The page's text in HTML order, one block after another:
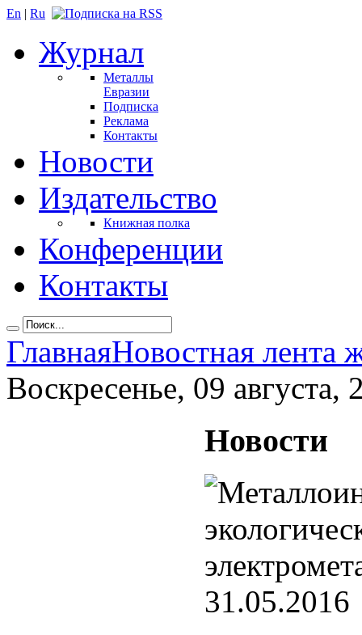
En | Ru
Журнал
Металлы
Евразии
Подписка
Реклама
Контакты
Новости
Издательство
Книжная полка
Конференции
Контакты
ГлавнаяНовостная лента
Воскресенье, 09 августа,
Новости
31.05.2016